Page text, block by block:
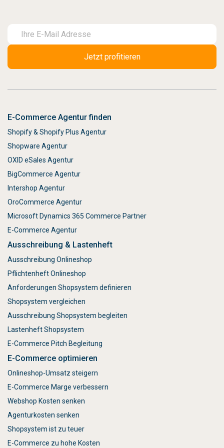
E-Commerce Agentur finden
Shopify & Shopify Plus Agentur
Shopware Agentur
OXID eSales Agentur
BigCommerce Agentur
Intershop Agentur
OroCommerce Agentur
Microsoft Dynamics 365 Commerce Partner
E-Commerce Agentur
Ausschreibung & Lastenheft
Ausschreibung Onlineshop
Pflichtenheft Onlineshop
Anforderungen Shopsystem definieren
Shopsystem vergleichen
Ausschreibung Shopsystem begleiten
Lastenheft Shopsystem
E-Commerce Pitch Begleitung
E-Commerce optimieren
Onlineshop-Umsatz steigern
E-Commerce Marge verbessern
Webshop Kosten senken
Agenturkosten senken
Shopsystem ist zu teuer
E-Commerce zu hohe Kosten